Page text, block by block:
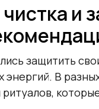
и
защитить
энергий. В